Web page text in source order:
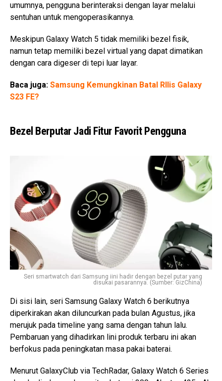
umumnya, pengguna berinteraksi dengan layar melalui
sentuhan untuk mengoperasikannya.
Meskipun Galaxy Watch 5 tidak memiliki bezel fisik,
namun tetap memiliki bezel virtual yang dapat dimatikan
dengan cara digeser di tepi luar layar.
Baca juga: Samsung Kemungkinan Batal RIlis Galaxy
S23 FE?
Bezel Berputar Jadi Fitur Favorit Pengguna
Seri smartwatch dari Samsung iini hadir dengan bezel putar yang
disukai pasarannya. (Sumber: GizChina)
Di sisi lain, seri Samsung Galaxy Watch 6 berikutnya
diperkirakan akan diluncurkan pada bulan Agustus, jika
merujuk pada timeline yang sama dengan tahun lalu.
Pembaruan yang dihadirkan lini produk terbaru ini akan
berfokus pada peningkatan masa pakai baterai.
Menurut GalaxyClub via TechRadar, Galaxy Watch 6 Series